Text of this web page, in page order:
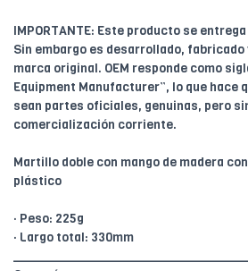
IMPORTANTE: Este producto se
Sin embargo es desarrollado,
marca original. OEM responde como
Equipment Manufacturer”, lo que hace
sean partes oficiales, genuinas, pero
comercialización corriente.
Martillo doble con mango de madera
plástico
· Peso: 225g
· Largo total: 330mm